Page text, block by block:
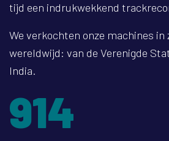
tijd een indrukwekkend
We verkochten onze machines in
wereldwijd: van de Verenigde
India.
1245